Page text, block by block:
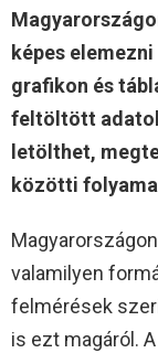
képes
grafikon és
feltöltött
letölthet,
közötti
valamilyen
felmérések
is ezt magáról.